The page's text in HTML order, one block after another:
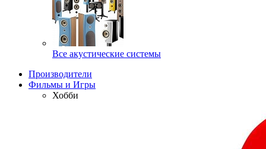
Все акустические системы
Производители
Фильмы и Игры
Хобби